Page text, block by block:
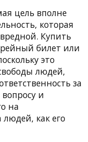
цель вполне
которая
Купить
билет или
это
людей,
за
и
на
людей, как его